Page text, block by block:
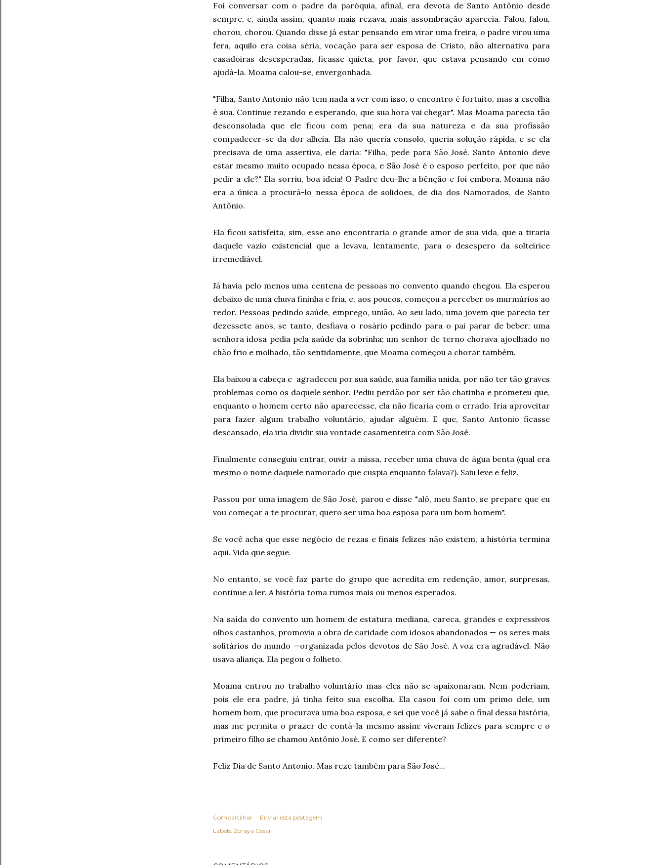
Foi conversar com o padre da paróquia, afinal, era devota de Santo Antônio desde
sempre, e, ainda assim, quanto mais rezava, mais assombração aparecia. Falou, falou,
chorou, chorou. Quando disse já estar pensando em virar uma freira, o padre virou uma
fera, aquilo era coisa séria, vocação para ser esposa de Cristo, não alternativa para
casadoiras desesperadas, ficasse quieta, por favor, que estava pensando em como
ajudá-la. Moama calou-se, envergonhada.
"Filha, Santo Antonio não tem nada a ver com isso, o encontro é fortuito, mas a escolha
é sua. Continue rezando e esperando, que sua hora vai chegar". Mas Moama parecia tão
desconsolada que ele ficou com pena; era da sua natureza e da sua profissão
compadecer-se da dor alheia. Ela não queria consolo, queria solução rápida, e se ela
precisava de uma assertiva, ele daria: "Filha, pede para São José. Santo Antonio deve
estar mesmo muito ocupado nessa época, e São José é o esposo perfeito, por que não
pedir a ele?" Ela sorriu, boa ideia! O Padre deu-lhe a bênção e foi embora, Moama não
era a única a procurá-lo nessa época de solidões, de dia dos Namorados, de Santo
Antônio.
Ela ficou satisfeita, sim, esse ano encontraria o grande amor de sua vida, que a tiraria
daquele vazio existencial que a levava, lentamente, para o desespero da solteirice
irremediável.
Já havia pelo menos uma centena de pessoas no convento quando chegou. Ela esperou
debaixo de uma chuva fininha e fria, e, aos poucos, começou a perceber os murmúrios ao
redor. Pessoas pedindo saúde, emprego, união. Ao seu lado, uma jovem que parecia ter
dezessete anos, se tanto, desfiava o rosário pedindo para o pai parar de beber; uma
senhora idosa pedia pela saúde da sobrinha; um senhor de terno chorava ajoelhado no
chão frio e molhado, tão sentidamente, que Moama começou a chorar também.
Ela baixou a cabeça e agradeceu por sua saúde, sua família unida, por não ter tão graves
problemas como os daquele senhor. Pediu perdão por ser tão chatinha e prometeu que,
enquanto o homem certo não aparecesse, ela não ficaria com o errado. Iria aproveitar
para fazer algum trabalho voluntário, ajudar alguém. E que, Santo Antonio ficasse
descansado, ela iria dividir sua vontade casamenteira com São José.
Finalmente conseguiu entrar, ouvir a missa, receber uma chuva de água benta (qual era
mesmo o nome daquele namorado que cuspia enquanto falava?). Saiu leve e feliz.
Passou por uma imagem de São José, parou e disse "alô, meu Santo, se prepare que eu
vou começar a te procurar, quero ser uma boa esposa para um bom homem".
Se você acha que esse negócio de rezas e finais felizes não existem, a história termina
aqui. Vida que segue.
No entanto, se você faz parte do grupo que acredita em redenção, amor, surpresas,
continue a ler. A história toma rumos mais ou menos esperados.
Na saída do convento um homem de estatura mediana, careca, grandes e expressivos
olhos castanhos, promovia a obra de caridade com idosos abandonados — os seres mais
solitários do mundo —organizada pelos devotos de São José. A voz era agradável. Não
usava aliança. Ela pegou o folheto.
Moama entrou no trabalho voluntário mas eles não se apaixonaram. Nem poderiam,
pois ele era padre, já tinha feito sua escolha. Ela casou foi com um primo dele, um
homem bom, que procurava uma boa esposa, e sei que você já sabe o final dessa história,
mas me permita o prazer de contá-la mesmo assim: viveram felizes para sempre e o
primeiro filho se chamou Antônio José. E como ser diferente?
Feliz Dia de Santo Antonio. Mas reze também para São José...
Compartilhar
Enviar esta postagem
Labels: Zoraya Cesar